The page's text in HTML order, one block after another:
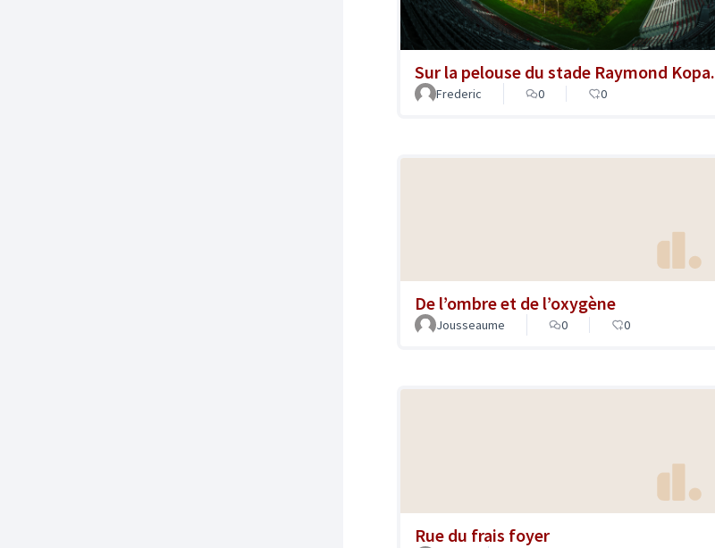
Sur la pelouse du stade Raymond Kopa.
Frederic 0 0
De l’ombre et de l’oxygène
Jousseaume 0 0
Rue du frais foyer